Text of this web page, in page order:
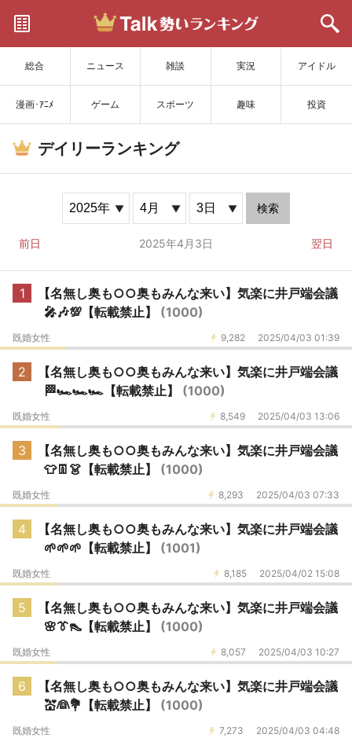
総合 ニュース 雑談 実況 アイドル
漫画･ｱﾆﾒ ゲーム スポーツ 趣味 投資
サイトを更新
デイリーランキング
検索
前日 2025年4月3日 翌日
1
【名無し奥も○○奥もみんな来い】気楽に井戸端会議
🎤🎶💯【転載禁止】 (1000)
9,282 2025/04/03 01:39
既婚女性
2
【名無し奥も○○奥もみんな来い】気楽に井戸端会議
🏁🏎️🏎️🏎️【転載禁止】 (1000)
8,549 2025/04/03 13:06
既婚女性
3
【名無し奥も○○奥もみんな来い】気楽に井戸端会議
👕👖👗【転載禁止】 (1000)
8,293 2025/04/03 07:33
既婚女性
4
【名無し奥も○○奥もみんな来い】気楽に井戸端会議
🌱🌱🌱【転載禁止】 (1001)
8,185 2025/04/02 15:08
既婚女性
5
【名無し奥も○○奥もみんな来い】気楽に井戸端会議
🌸👔👠【転載禁止】 (1000)
8,057 2025/04/03 10:27
既婚女性
6
【名無し奥も○○奥もみんな来い】気楽に井戸端会議
💒👰💐【転載禁止】 (1000)
7,273 2025/04/03 04:48
既婚女性